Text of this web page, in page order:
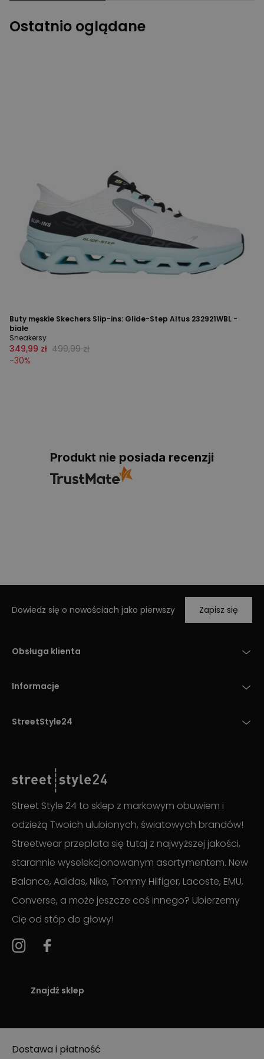
Ostatnio oglądane
Buty męskie Skechers Slip-ins: Glide-Step Altus 232921WBL -
białe
Sneakersy
349,99 zł 499,99 zł
-30%
Produkt nie posiada recenzji
Dowiedz się o nowościach jako pierwszy Zapisz się
Obsługa klienta
Informacje
StreetStyle24
Street Style 24 to sklep z markowym obuwiem i
odzieżą Twoich ulubionych, światowych brandów!
Streetwear przeplata się tutaj z najwyższej jakości,
starannie wyselekcjonowanym asortymentem. New
Balance, Adidas, Nike, Tommy Hilfiger, Lacoste, EMU,
Converse, a może jeszcze coś innego? Ubierzemy
Cię od stóp do głowy!
Znajdź sklep
Dostawa i płatność